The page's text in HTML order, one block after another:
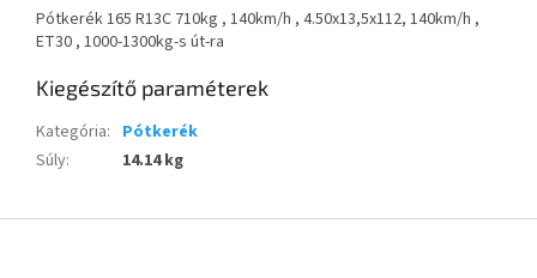
Pótkerék 165 R13C 710kg , 140km/h , 4.50x13,5x112, 140km/h ,
ET30 , 1000-1300kg-s út-ra
Kiegészítő paraméterek
Kategória: Pótkerék
Súly: 14.14 kg